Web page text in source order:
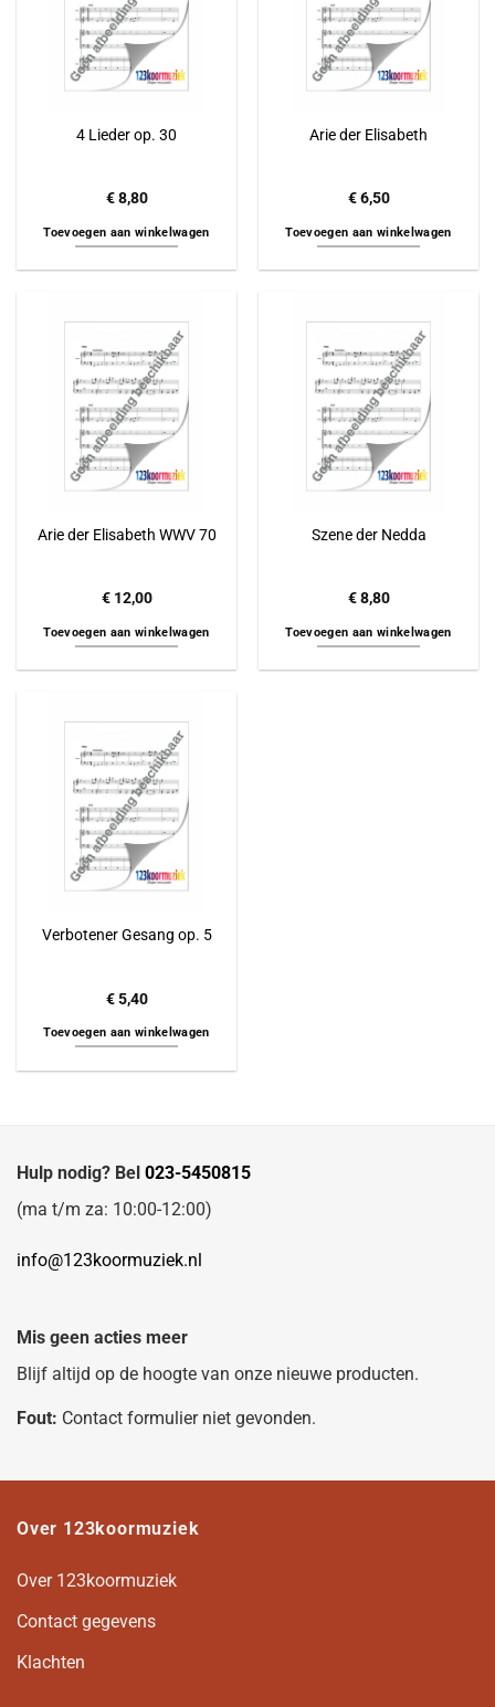
4 Lieder op. 30
€8,80
Toevoegen aan winkelwagen
Arie der Elisabeth
€6,50
Toevoegen aan winkelwagen
Arie der Elisabeth WWV 70
€12,00
Toevoegen aan winkelwagen
Szene der Nedda
€8,80
Toevoegen aan winkelwagen
Verbotener Gesang op. 5
€5,40
Toevoegen aan winkelwagen
Hulp nodig? Bel 023-5450815
(ma t/m za: 10:00-12:00)
info@123koormuziek.nl
Mis geen acties meer
Blijf altijd op de hoogte van onze nieuwe producten.
Fout: Contact formulier niet gevonden.
Over 123koormuziek
Over 123koormuziek
Contact gegevens
Klachten